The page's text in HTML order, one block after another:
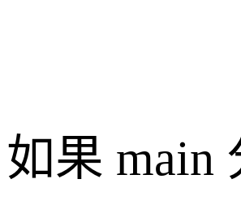
如果 main